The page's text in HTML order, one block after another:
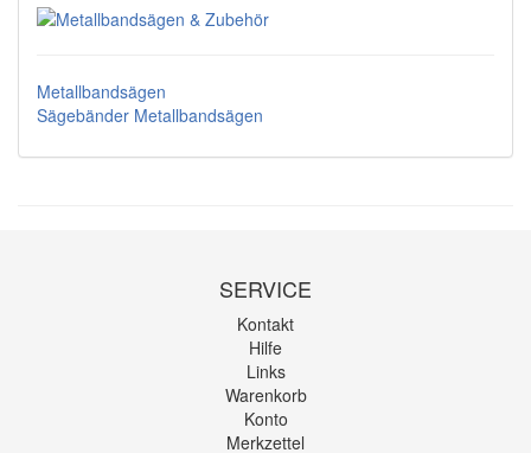
Metallbandsägen
Sägebänder Metallbandsägen
SERVICE
Kontakt
Hilfe
Links
Warenkorb
Konto
Merkzettel